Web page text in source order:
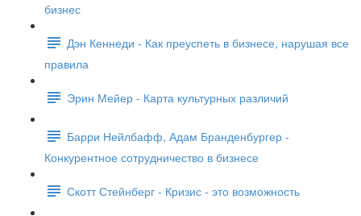
бизнес
Дэн Кеннеди - Как преуспеть в бизнесе, нарушая все
правила
Эрин Мейер - Карта культурных различий
Барри Нейлбафф, Адам Бранденбургер -
Конкурентное сотрудничество в бизнесе
Скотт Стейнберг - Кризис - это возможность